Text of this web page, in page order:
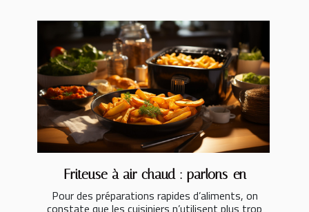
Friteuse à air chaud : parlons-en
Pour des préparations rapides d’aliments, on
constate que les cuisiniers n’utilisent plus trop